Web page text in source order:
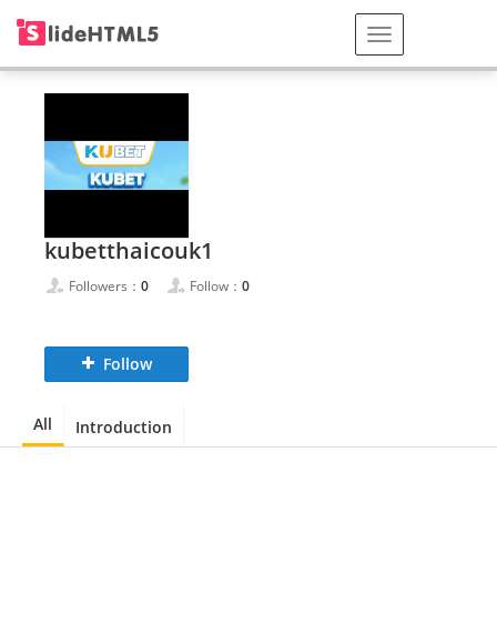
kubetthaicouk1
Followers： 0 Follow： 0
Follow
All Introduction